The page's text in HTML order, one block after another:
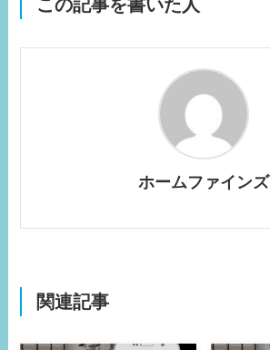
この記事を書いた人
ホームファインズ
関連記事